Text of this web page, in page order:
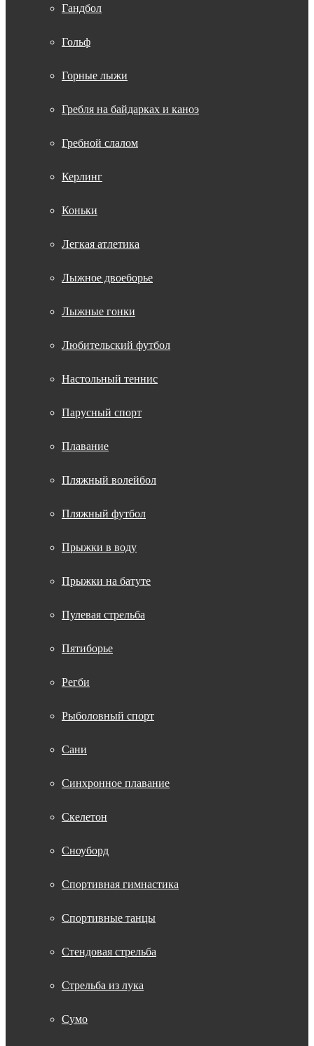
Гандбол
Гольф
Горные лыжи
Гребля на байдарках и каноэ
Гребной слалом
Керлинг
Коньки
Легкая атлетика
Лыжное двоеборье
Лыжные гонки
Любительский футбол
Настольный теннис
Парусный спорт
Плавание
Пляжный волейбол
Пляжный футбол
Прыжки в воду
Прыжки на батуте
Пулевая стрельба
Пятиборье
Регби
Рыболовный спорт
Сани
Синхронное плавание
Скелетон
Сноуборд
Спортивная гимнастика
Спортивные танцы
Стендовая стрельба
Стрельба из лука
Сумо